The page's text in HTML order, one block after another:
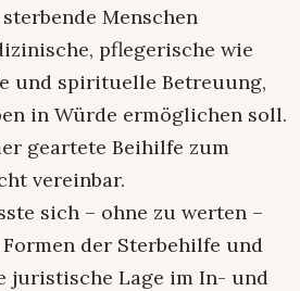
Menschen
pflegerische wie
und spirituelle Betreuung,
in Würde ermöglichen soll.
geartete Beihilfe zum
vereinbar.
sich – ohne zu werten –
der Sterbehilfe und
juristische Lage im In- und